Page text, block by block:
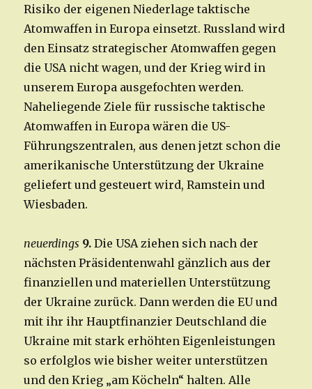
Risiko der eigenen Niederlage taktische
Atomwaffen in Europa einsetzt. Russland wird
den Einsatz strategischer Atomwaffen gegen
die USA nicht wagen, und der Krieg wird in
unserem Europa ausgefochten werden.
Naheliegende Ziele für russische taktische
Atomwaffen in Europa wären die US-
Führungszentralen, aus denen jetzt schon die
amerikanische Unterstützung der Ukraine
geliefert und gesteuert wird, Ramstein und
Wiesbaden.
neuerdings 9. Die USA ziehen sich nach der
nächsten Präsidentenwahl gänzlich aus der
finanziellen und materiellen Unterstützung
der Ukraine zurück. Dann werden die EU und
mit ihr ihr Hauptfinanzier Deutschland die
Ukraine mit stark erhöhten Eigenleistungen
so erfolglos wie bisher weiter unterstützen
und den Krieg „am Köcheln“ halten. Alle